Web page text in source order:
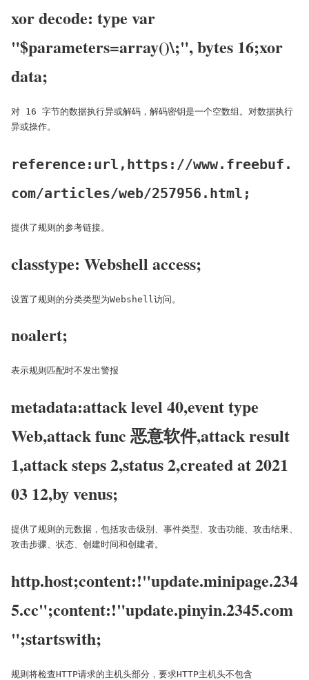
xor decode: type var
"$parameters=array()\;", bytes 16;xor
data;
对 16 字节的数据执行异或解码，解码密钥是一个空数组。对数据执行
异或操作。
reference:url,https://www.freebuf.
com/articles/web/257956.html;
提供了规则的参考链接。
classtype: Webshell access;
设置了规则的分类类型为Webshell访问。
noalert;
表示规则匹配时不发出警报
metadata:attack level 40,event type
Web,attack func 恶意软件,attack result
1,attack steps 2,status 2,created at 2021
03 12,by venus;
提供了规则的元数据，包括攻击级别、事件类型、攻击功能、攻击结果、
攻击步骤、状态、创建时间和创建者。
http.host;content:!"update.minipage.234
5.cc";content:!"update.pinyin.2345.com
";startswith;
规则将检查HTTP请求的主机头部分，要求HTTP主机头不包含